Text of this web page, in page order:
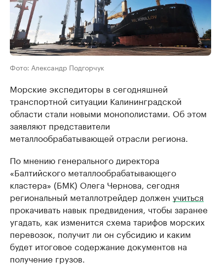
Фото: Александр Подгорчук
Морские экспедиторы в сегодняшней
транспортной ситуации Калининградской
области стали новыми монополистами. Об этом
заявляют представители
металлообрабатывающей отрасли региона.
По мнению генерального директора
«Балтийского металлообрабатывающего
кластера» (БМК) Олега Чернова, сегодня
региональный металлотрейдер должен учиться
прокачивать навык предвидения, чтобы заранее
угадать, как изменится схема тарифов морских
перевозок, получит ли он субсидию и каким
будет итоговое содержание документов на
получение грузов.